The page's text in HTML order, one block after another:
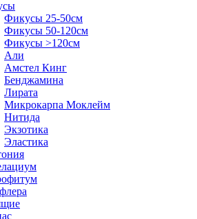
Фикусы 25-50см
Фикусы 50-120см
Фикусы >120см
Али
Амстел Кинг
Бенджамина
Лирата
Микрокарпа Моклейм
Нитида
Экзотика
Эластика